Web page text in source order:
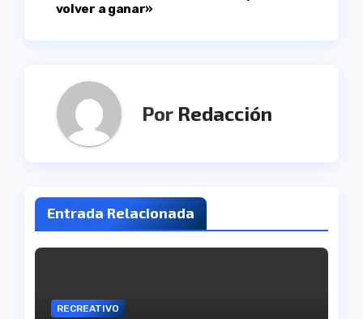
de
volver a ganar»
Por Redacción
Entrada Relacionada
RECREATIVO